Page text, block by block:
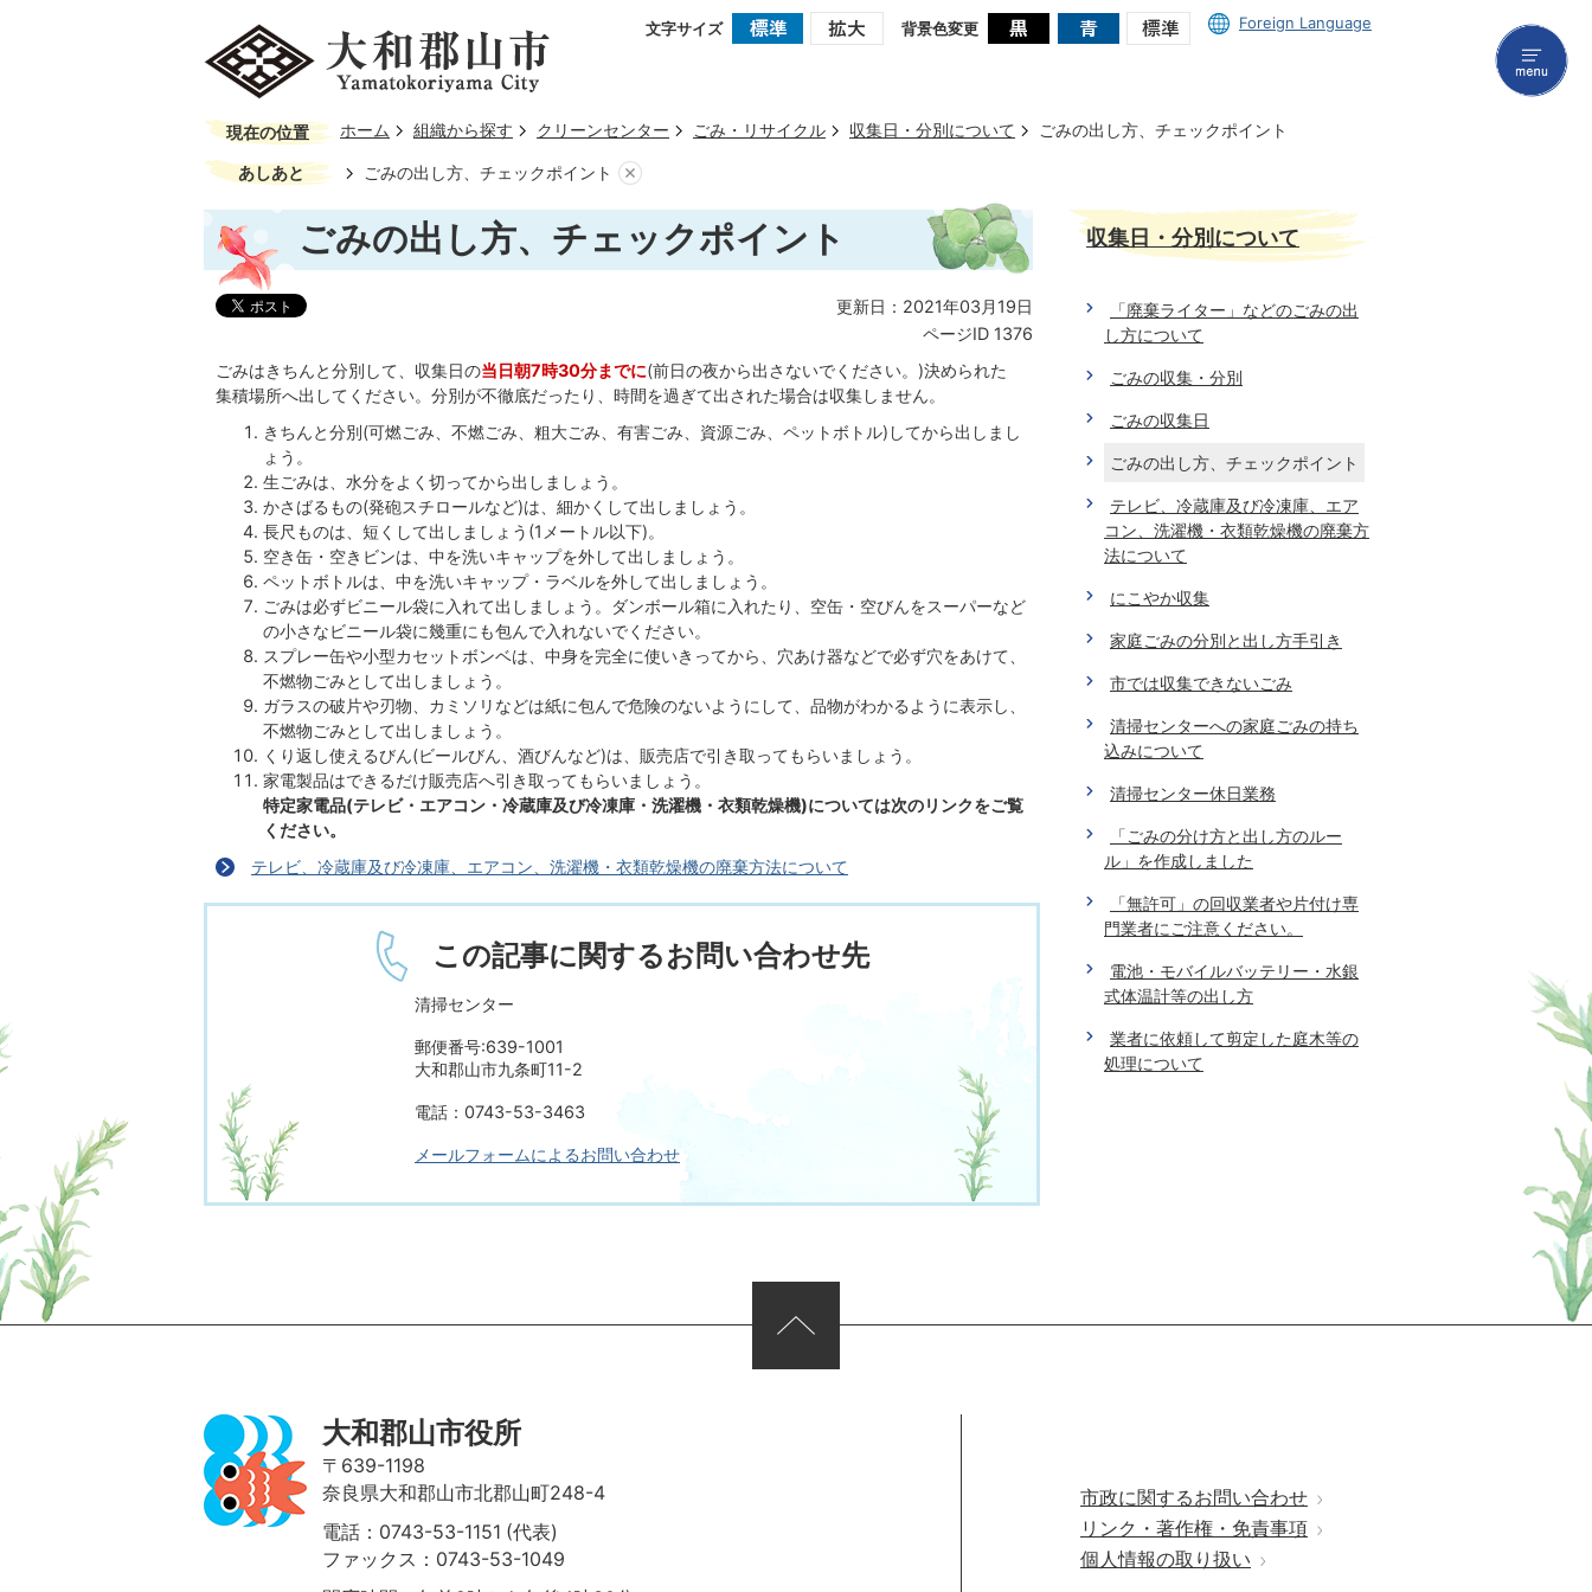
文字サイズ 背景色変更 Foreign Language
現在の位置 ホーム 組織から探す クリーンセンター ごみ・リサイクル 収集日・分別について ごみの出し方、チェックポイント
あしあと ごみの出し方、チェックポイント
ごみの出し方、チェックポイント
更新日：2021年03月19日
ページID 1376
ごみはきちんと分別して、収集日の当日朝7時30分までに(前日の夜から出さないでください。)決められた
集積場所へ出してください。分別が不徹底だったり、時間を過ぎて出された場合は収集しません。
きちんと分別(可燃ごみ、不燃ごみ、粗大ごみ、有害ごみ、資源ごみ、ペットボトル)してから出しまし
ょう。
生ごみは、水分をよく切ってから出しましょう。
かさばるもの(発砲スチロールなど)は、細かくして出しましょう。
長尺ものは、短くして出しましょう(1メートル以下)。
空き缶・空きビンは、中を洗いキャップを外して出しましょう。
ペットボトルは、中を洗いキャップ・ラベルを外して出しましょう。
ごみは必ずビニール袋に入れて出しましょう。ダンボール箱に入れたり、空缶・空びんをスーパーなど
の小さなビニール袋に幾重にも包んで入れないでください。
スプレー缶や小型カセットボンベは、中身を完全に使いきってから、穴あけ器などで必ず穴をあけて、
不燃物ごみとして出しましょう。
ガラスの破片や刃物、カミソリなどは紙に包んで危険のないようにして、品物がわかるように表示し、
不燃物ごみとして出しましょう。
くり返し使えるびん(ビールびん、酒びんなど)は、販売店で引き取ってもらいましょう。
家電製品はできるだけ販売店へ引き取ってもらいましょう。
特定家電品(テレビ・エアコン・冷蔵庫及び冷凍庫・洗濯機・衣類乾燥機)については次のリンクをご覧
ください。
テレビ、冷蔵庫及び冷凍庫、エアコン、洗濯機・衣類乾燥機の廃棄方法について
この記事に関するお問い合わせ先
清掃センター
郵便番号:639-1001
大和郡山市九条町11-2
電話：0743-53-3463
メールフォームによるお問い合わせ
収集日・分別について
「廃棄ライター」などのごみの出
し方について
ごみの収集・分別
ごみの収集日
ごみの出し方、チェックポイント
テレビ、冷蔵庫及び冷凍庫、エア
コン、洗濯機・衣類乾燥機の廃棄方
法について
にこやか収集
家庭ごみの分別と出し方手引き
市では収集できないごみ
清掃センターへの家庭ごみの持ち
込みについて
清掃センター休日業務
「ごみの分け方と出し方のルー
ル」を作成しました
「無許可」の回収業者や片付け専
門業者にご注意ください。
電池・モバイルバッテリー・水銀
式体温計等の出し方
業者に依頼して剪定した庭木等の
処理について
大和郡山市役所
〒639-1198
奈良県大和郡山市北郡山町248-4
電話：0743-53-1151 (代表)
ファックス：0743-53-1049
市政に関するお問い合わせ
リンク・著作権・免責事項
個人情報の取り扱い